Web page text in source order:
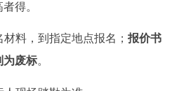
者得。
料，到指定地点报名 ； 报价书
为废标。